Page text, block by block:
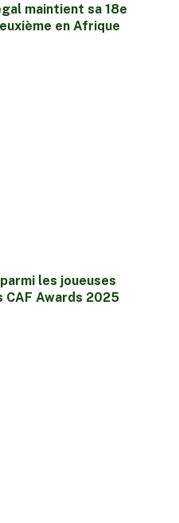
maintient sa 18e
en Afrique
les joueuses
Awards 2025